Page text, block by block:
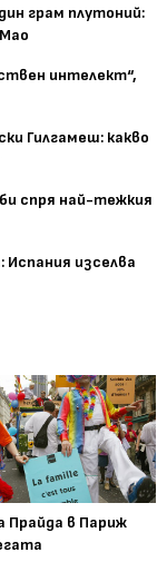
грам плутоний:
интелект“,
Гилгамеш: какво
спря най-тежкия
изселва
Прайда в Париж